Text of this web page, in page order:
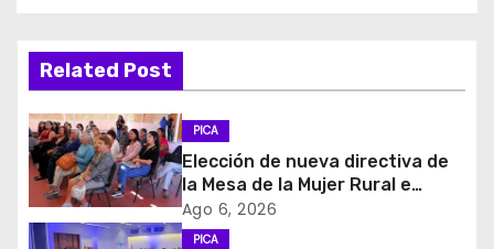
c
i
ó
n
d
Related Post
PICA
Elección de nueva directiva de
la Mesa de la Mujer Rural e
Indigena
Ago 6, 2026
PICA